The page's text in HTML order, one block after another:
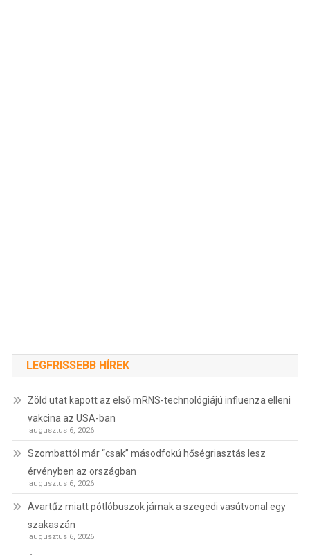
LEGFRISSEBB HÍREK
Zöld utat kapott az első mRNS-technológiájú influenza elleni
vakcina az USA-ban
augusztus 6, 2026
Szombattól már “csak” másodfokú hőségriasztás lesz
érvényben az országban
augusztus 6, 2026
Avartűz miatt pótlóbuszok járnak a szegedi vasútvonal egy
szakaszán
augusztus 6, 2026